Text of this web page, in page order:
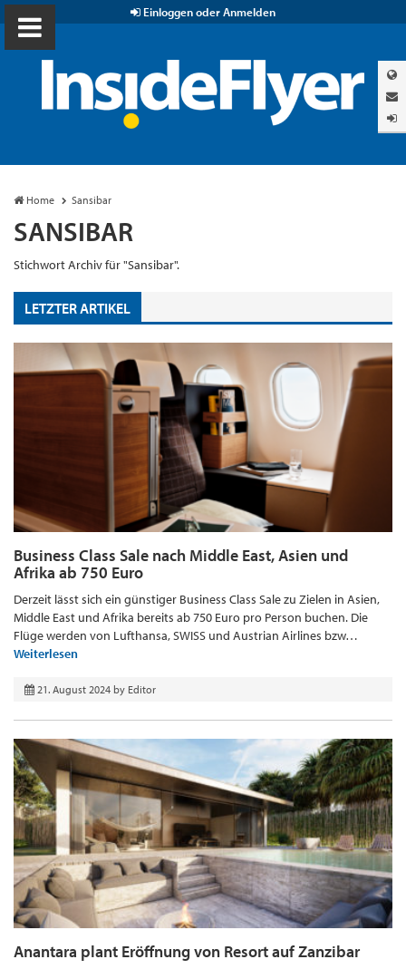
Einloggen oder Anmelden
Home Sansibar
SANSIBAR
Stichwort Archiv für "Sansibar".
LETZTER ARTIKEL
Business Class Sale nach Middle East, Asien und
Afrika ab 750 Euro
Derzeit lässt sich ein günstiger Business Class Sale zu Zielen in Asien,
Middle East und Afrika bereits ab 750 Euro pro Person buchen. Die
Flüge werden von Lufthansa, SWISS und Austrian Airlines bzw…
Weiterlesen
21. August 2024 by Editor
Anantara plant Eröffnung von Resort auf Zanzibar